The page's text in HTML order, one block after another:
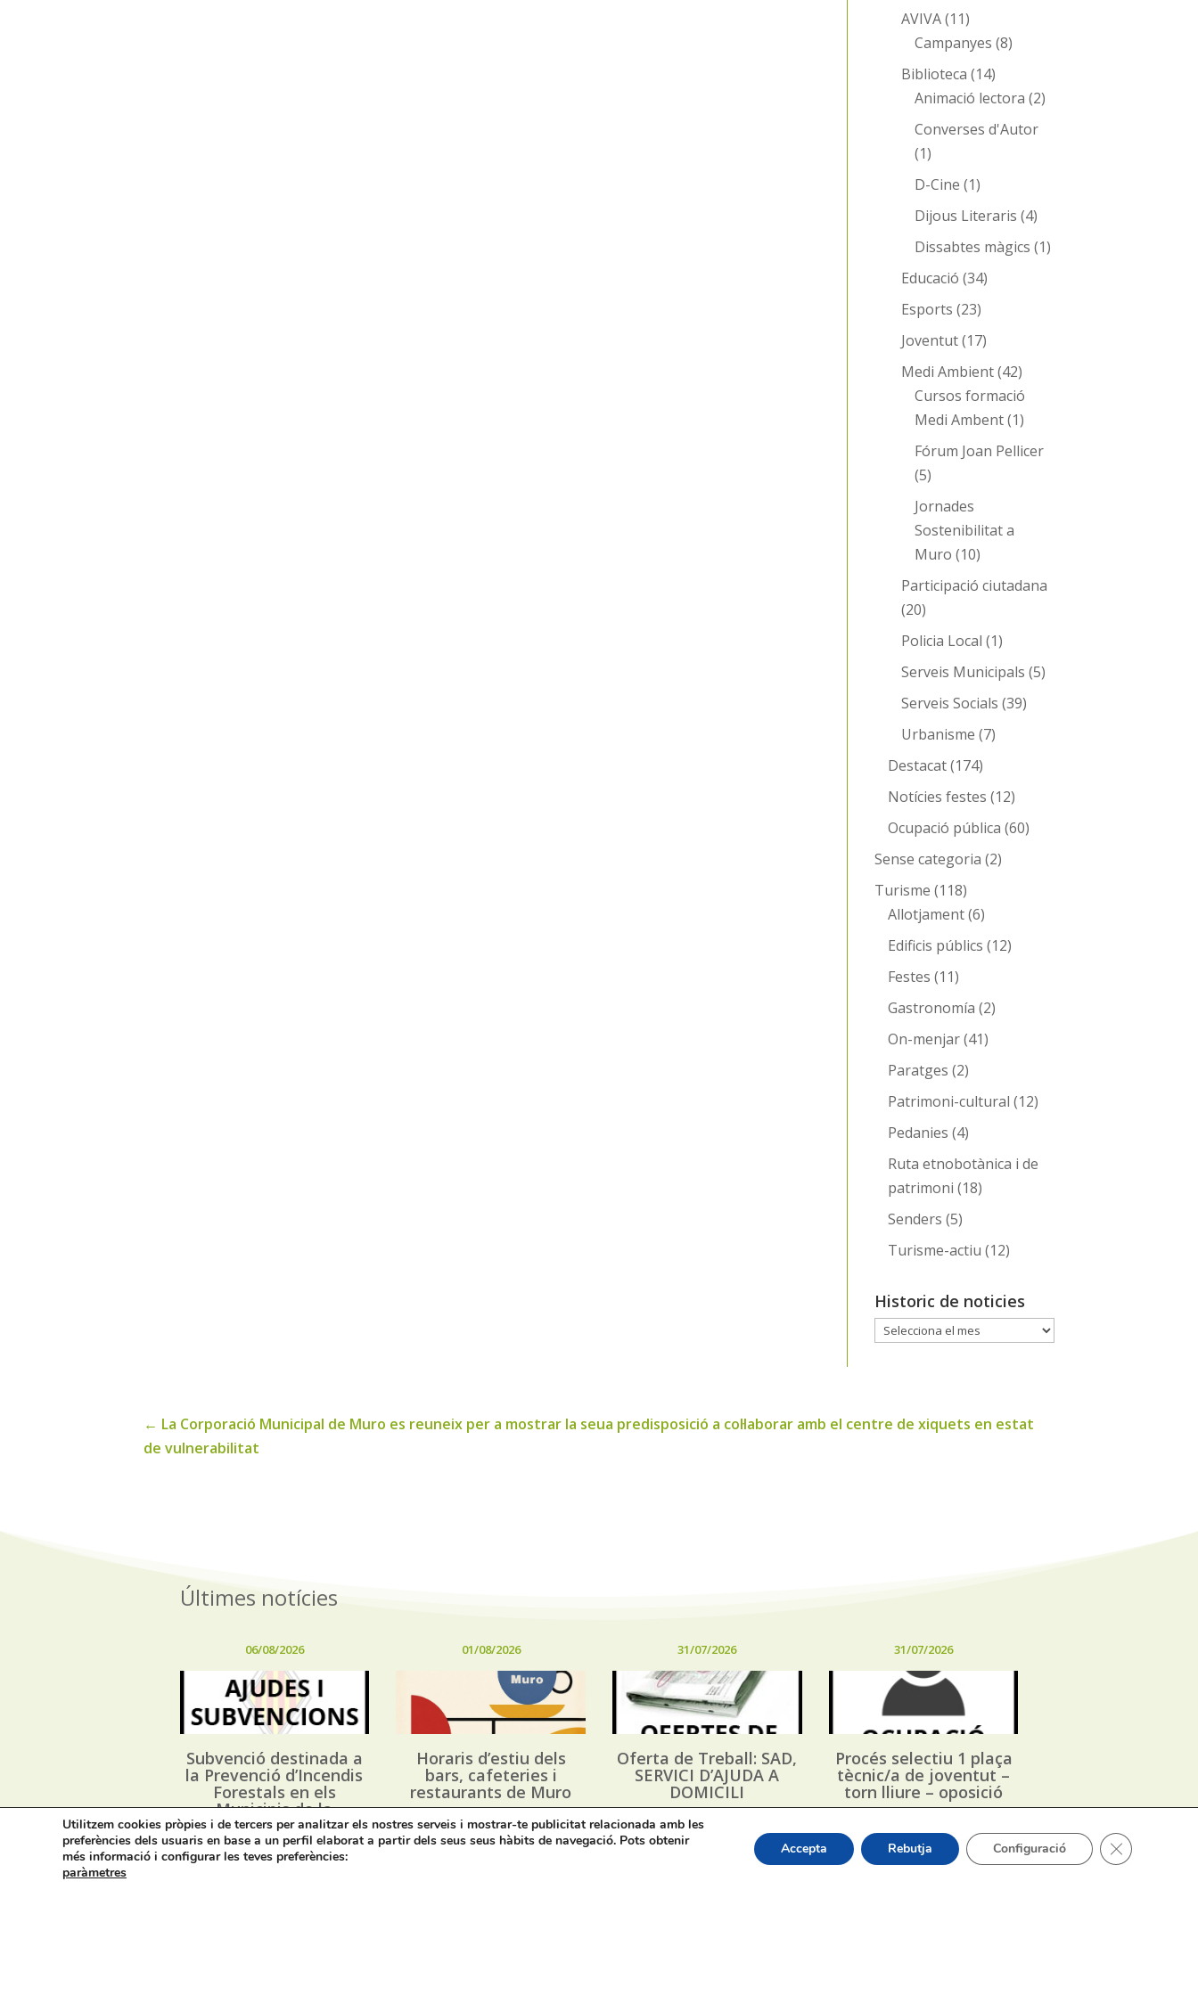
AVIVA(11)
Campanyes (8)
Biblioteca (14)
Animació lectora (2)
Converses d'Autor
(1)
D-Cine (1)
Dijous Literaris (4)
Dissabtes màgics (1)
Educació (34)
Esports (23)
Joventut(17)
Medi Ambient(42)
Cursos formació
Medi Ambent(1)
Fórum Joan Pellicer
(5)
Jornades
Sostenibilitat a
Muro (10)
Participació ciutadana
(20)
Policia Local (1)
Serveis Municipals (5)
Serveis Socials (39)
Urbanisme (7)
Destacat(174)
Notícies festes (12)
Ocupació pública (60)
Sense categoria (2)
Turisme (118)
Allotjament(6)
Edificis públics (12)
Festes (11)
Gastronomía (2)
On-menjar(41)
Paratges (2)
Patrimoni-cultural (12)
Pedanies (4)
Ruta etnobotànica i de
patrimoni (18)
Senders (5)
Turisme-actiu (12)
Historic de noticies
Historic
← La Corporació Municipal de Muro es reuneix per a mostrar la seua predisposició a col·laborar amb el centre de xiquets en estat
de vulnerabilitat
Últimes notícies
06/08/2026
Subvenció destinada a
la Prevenció d’Incendis
Forestals en els
Municipis de la
Província d’Alacant, i
execució dels Plans
Locals de Prevenció
01/08/2026
Horaris d’estiu dels
bars, cafeteries i
restaurants de Muro
31/07/2026
Oferta de Treball: SAD,
SERVICI D’AJUDA A
DOMICILI
31/07/2026
Procés selectiu 1 plaça
tècnic/a de joventut –
torn lliure – oposició
Utilitzem cookies pròpies i de tercers per analitzar els nostres serveis i mostrar-te publicitat relacionada amb les
preferències dels usuaris en base a un perfil elaborat a partir dels seus seus hàbits de navegació. Pots obtenir
més informació i configurar les teves preferències:
paràmetres
Accepta Rebutja Configuració Tanca el